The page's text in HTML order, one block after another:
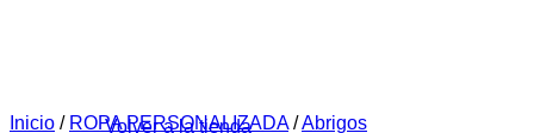
Volver a la tienda
Inicio / ROPA PERSONALIZADA /Abrigos